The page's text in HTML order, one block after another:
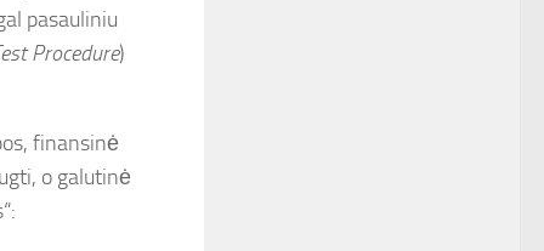
pasauliniu
Procedure)
finansinė
o galutinė